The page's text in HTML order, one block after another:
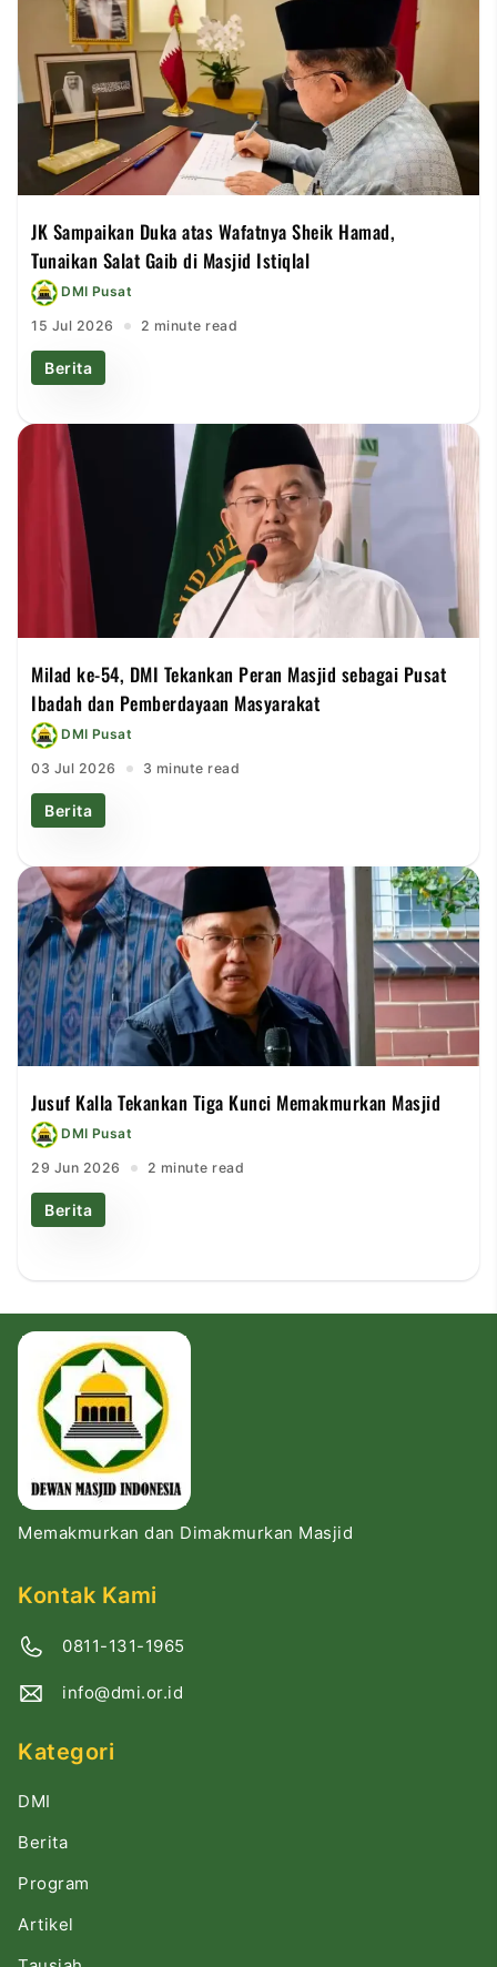
JK Sampaikan Duka atas Wafatnya Sheik Hamad,
Tunaikan Salat Gaib di Masjid Istiqlal
DMI Pusat
15 Jul 2026 2 minute read
Berita
Milad ke-54, DMI Tekankan Peran Masjid sebagai Pusat
Ibadah dan Pemberdayaan Masyarakat
DMI Pusat
03 Jul 2026 3 minute read
Berita
Jusuf Kalla Tekankan Tiga Kunci Memakmurkan Masjid
DMI Pusat
29 Jun 2026 2 minute read
Berita
Memakmurkan dan Dimakmurkan Masjid
Kontak Kami
0811-131-1965
info@dmi.or.id
Kategori
DMI
Berita
Program
Artikel